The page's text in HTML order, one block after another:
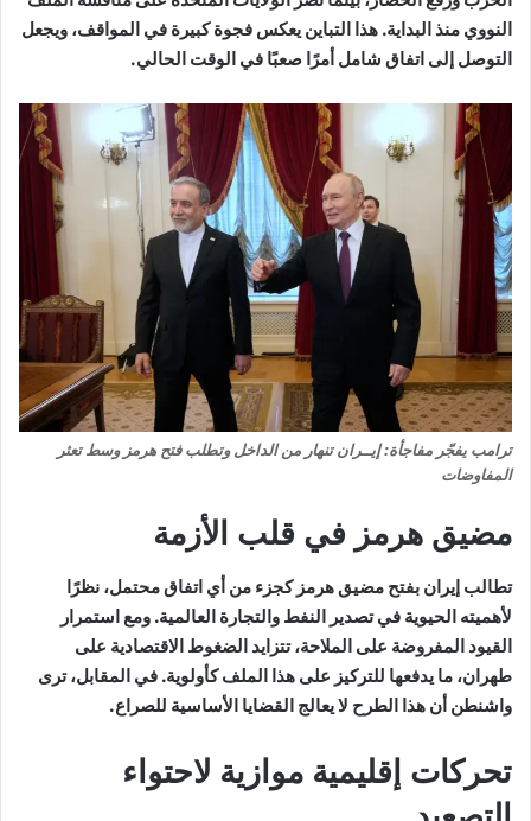
النووي منذ البداية. هذا التباين يعكس فجوة كبيرة في المواقف، ويجعل
التوصل إلى اتفاق شامل أمرًا صعبًا في الوقت الحالي.
ترامب يفجّر مفاجأة: إيــران تنهار من الداخل وتطلب فتح هرمز وسط تعثر
المفاوضات
مضيق هرمز في قلب الأزمة
تطالب إيران بفتح مضيق هرمز كجزء من أي اتفاق محتمل، نظرًا
لأهميته الحيوية في تصدير النفط والتجارة العالمية. ومع استمرار
القيود المفروضة على الملاحة، تتزايد الضغوط الاقتصادية على
طهران، ما يدفعها للتركيز على هذا الملف كأولوية. في المقابل، ترى
واشنطن أن هذا الطرح لا يعالج القضايا الأساسية للصراع.
تحركات إقليمية موازية لاحتواء